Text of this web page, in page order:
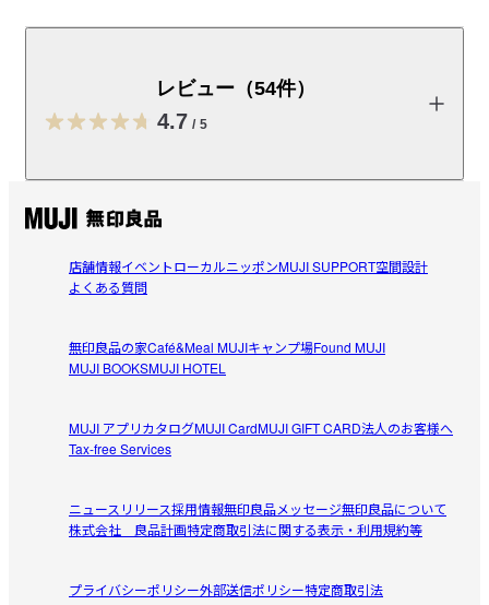
縁があるため、持ちやすく、お料理がこぼれにくい実用性があ
レビュー（54件）
4.7 / 5
ぶたにく
2026/08/01
しっかりの重みで大切に使ってます
ぶたにく
迷いに迷い
店頭で持ち、戻してを繰り返し、何度か店を訪れては繰り
参考になった（0人）
店舗情報イベントローカルニッポンMUJI SUPPORT空間設計
よくある質問
無印良品の家Café&Meal MUJIキャンプ場Found MUJI
MUJI BOOKSMUJI HOTEL
MUJI アプリカタログMUJI CardMUJI GIFT CARD法人のお客様へ
Tax-free Services
ニュースリリース採用情報無印良品メッセージ無印良品について
株式会社 良品計画特定商取引法に関する表示・利用規約等
プライバシーポリシー外部送信ポリシー特定商取引法